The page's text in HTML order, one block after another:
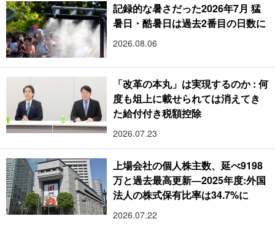
記録的な暑さだった2026年7月 猛
暑日・酷暑日は過去2番目の日数に
2026.08.06
「改革の本丸」は実現するのか : 何
度も俎上に載せられては消えてき
た給付付き税額控除
2026.07.23
上場会社の個人株主数、延べ9198
万と過去最高更新―2025年度:外国
法人の株式保有比率は34.7%に
2026.07.22